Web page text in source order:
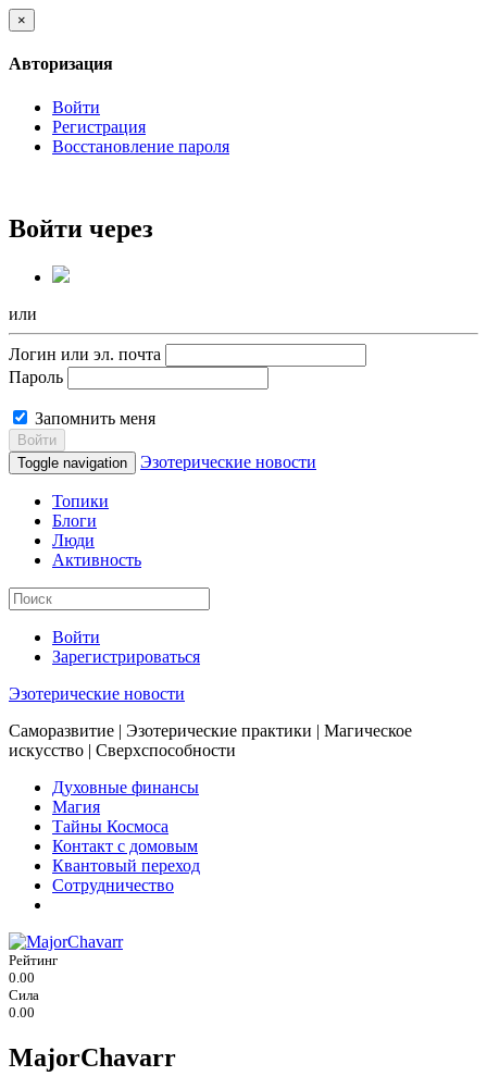
×
Авторизация
Войти
Регистрация
Восстановление пароля
Войти через
или
Логин или эл. почта
Пароль
Запомнить меня
Войти
Toggle navigation
Эзотерические новости
Топики
Блоги
Люди
Активность
Войти
Зарегистрироваться
Эзотерические новости
Саморазвитие | Эзотерические практики | Магическое
искусство | Сверхспособности
Духовные финансы
Магия
Тайны Космоса
Контакт с домовым
Квантовый переход
Сотрудничество
Рейтинг
0.00
Сила
0.00
MajorChavarr